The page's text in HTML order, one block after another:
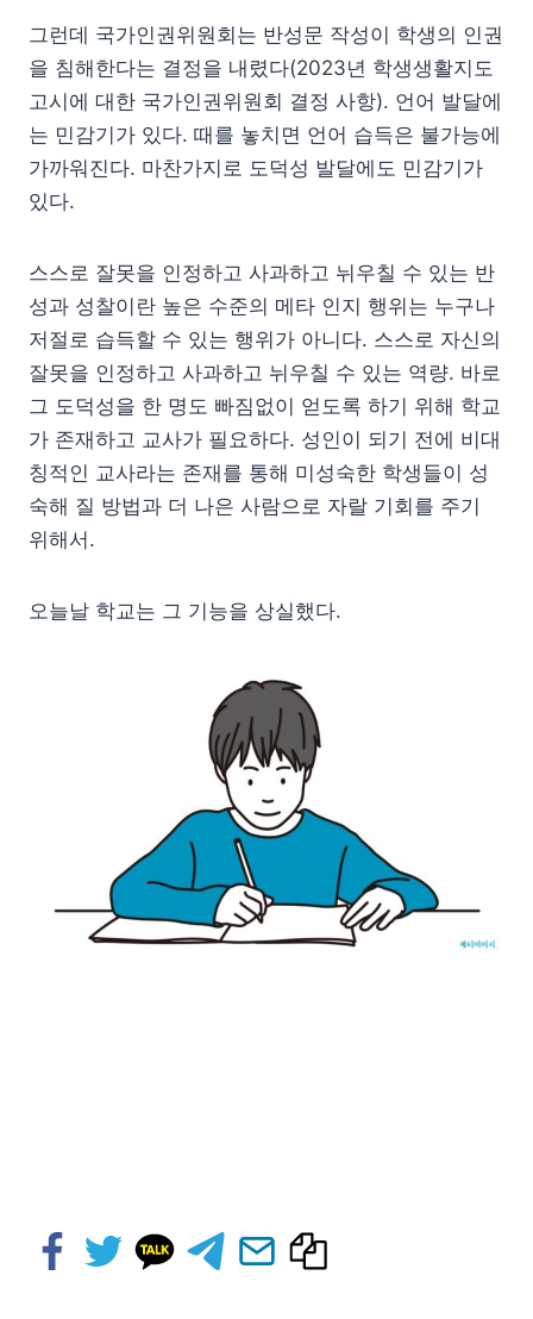
그런데 국가인권위원회는 반성문 작성이 학생의 인권
을 침해한다는 결정을 내렸다(2023년 학생생활지도
고시에 대한 국가인권위원회 결정 사항). 언어 발달에
는 민감기가 있다. 때를 놓치면 언어 습득은 불가능에
가까워진다. 마찬가지로 도덕성 발달에도 민감기가
있다.
스스로 잘못을 인정하고 사과하고 뉘우칠 수 있는 반
성과 성찰이란 높은 수준의 메타 인지 행위는 누구나
저절로 습득할 수 있는 행위가 아니다. 스스로 자신의
잘못을 인정하고 사과하고 뉘우칠 수 있는 역량. 바로
그 도덕성을 한 명도 빠짐없이 얻도록 하기 위해 학교
가 존재하고 교사가 필요하다. 성인이 되기 전에 비대
칭적인 교사라는 존재를 통해 미성숙한 학생들이 성
숙해 질 방법과 더 나은 사람으로 자랄 기회를 주기
위해서.
오늘날 학교는 그 기능을 상실했다.